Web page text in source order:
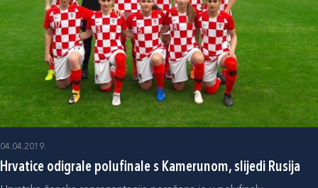
04.04.2019.
Hrvatice odigrale polufinale s Kamerunom, slijedi Rusija